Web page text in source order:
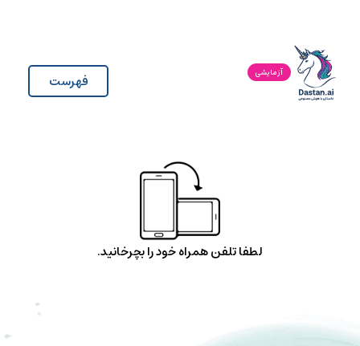
آزمایشی فهرست
لطفا تلفن همراه خود را بچرخانید.